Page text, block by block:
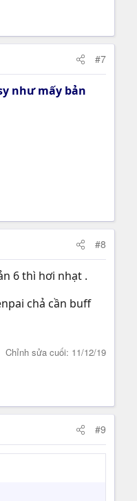
#7
như mấy bản
#8
6 thì hơi nhạt .
chả cần buff
Chỉnh sửa cuối: 11/12/19
#9